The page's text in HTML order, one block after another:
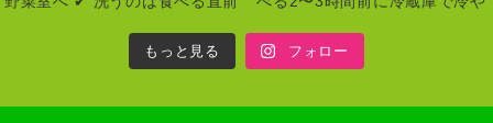
もっと見る フォロー